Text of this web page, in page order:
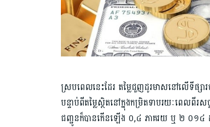
ស្របពេលនេះដែរ តម្លៃជួញដូរមាសនៅលើទីផ្ស
បន្ទាប់ពីតម្លៃស្ថិតនៅក្នុងកម្រិតទាបរយៈពេលពី
ជញ្ជូនក៏បានកើនឡើង ០,៤​​ ភាគរយ ឬ ២ ០១៤